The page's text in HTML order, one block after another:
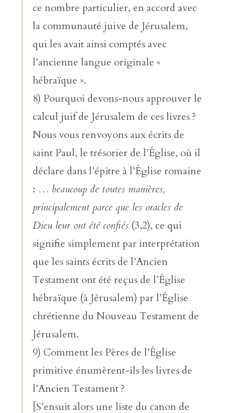
ce nombre particulier, en accord avec
la communauté juive de Jérusalem,
qui les avait ainsi comptés avec
l’ancienne langue originale «
hébraïque ».
8) Pourquoi devons-nous approuver le
calcul juif de Jérusalem de ces livres ?
Nous vous renvoyons aux écrits de
saint Paul, le trésorier de l’Église, où il
déclare dans l’épître à l’Église romaine
: … beaucoup de toutes manières,
principalement parce que les oracles de
Dieu leur ont été confiés(3,2), ce qui
signifie simplement par interprétation
que les saints écrits de l’Ancien
Testament ont été reçus de l’Église
hébraïque (à Jérusalem) par l’Église
chrétienne du Nouveau Testament de
Jérusalem.
9) Comment les Pères de l’Église
primitive énumèrent-ils les livres de
l’Ancien Testament ?
[S’ensuit alors une liste du canon de